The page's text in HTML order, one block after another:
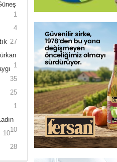
1
4
27
1
35
25
1
10
10
28